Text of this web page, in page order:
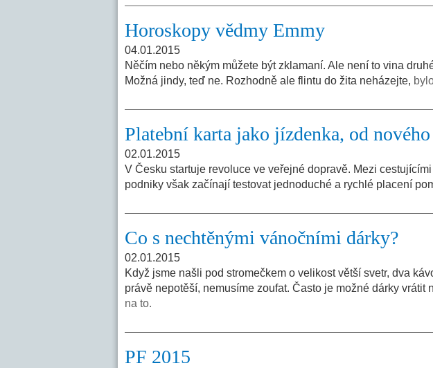
Horoskopy vědmy Emmy
04.01.2015
Něčím nebo někým můžete být zklamaní. Ale není to vina
Možná jindy, teď ne. Rozhodně ale flintu do žita neházejte,
Platební karta jako jízdenka, od
02.01.2015
V Česku startuje revoluce ve veřejné dopravě. Mezi
podniky však začínají testovat jednoduché a rychlé placení
Co s nechtěnými vánočními dárky?
02.01.2015
Když jsme našli pod stromečkem o velikost větší svetr, dva
právě nepotěší, nemusíme zoufat. Často je možné dárky vrátit
na to.
PF 2015